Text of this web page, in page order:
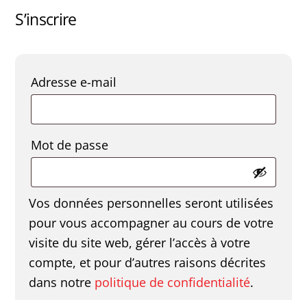
S’inscrire
Adresse e-mail
Mot de passe
Vos données personnelles seront utilisées
pour vous accompagner au cours de votre
visite du site web, gérer l’accès à votre
compte, et pour d’autres raisons décrites
dans notre politique de confidentialité.